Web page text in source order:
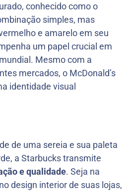
conhecido como o
simples, mas
e amarelo em seu
um papel crucial em
Mesmo com a
mercados, o McDonald’s
identidade visual
de uma sereia e sua paleta
a Starbucks transmite
e qualidade. Seja na
design interior de suas lojas,